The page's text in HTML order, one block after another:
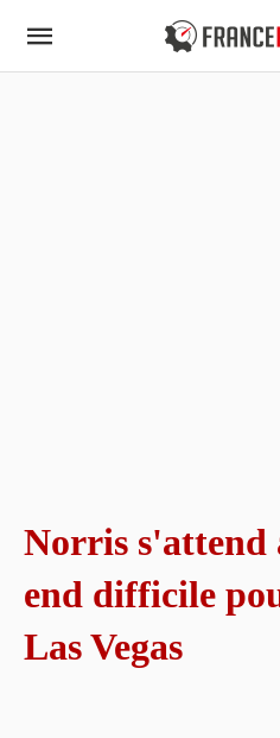
Norris s'attend
end difficile
Las Vegas